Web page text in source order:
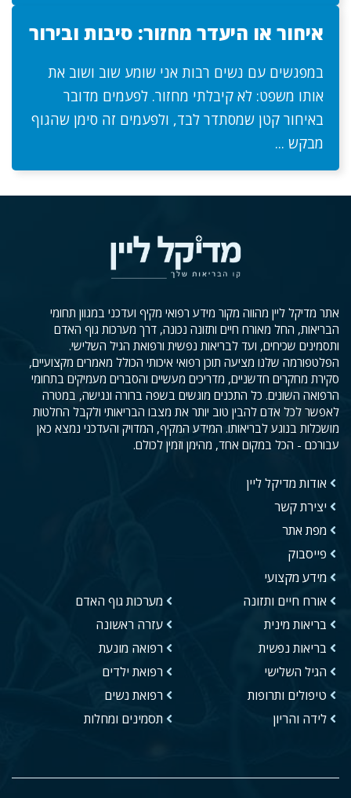
איחור או היעדר מחזור: סיבות ובירור
במפגשים עם נשים רבות אני שומע שוב ושוב את
אותו משפט: לא קיבלתי מחזור. לפעמים מדובר
באיחור קטן שמסתדר לבד, ולפעמים זה סימן שהגוף
מבקש ...
אתר מדיקל ליין מהווה מקור מידע רפואי מקיף ועדכני במגוון תחומי
הבריאות, החל מאורח חיים ותזונה נכונה, דרך מערכות גוף האדם
ותסמינים שכיחים, ועד לבריאות נפשית ורפואת הגיל השלישי.
הפלטפורמה שלנו מציעה תוכן רפואי איכותי הכולל מאמרים מקצועיים,
סקירת מחקרים חדשניים, מדריכים מעשיים והסברים מעמיקים בתחומי
הרפואה השונים. כל התכנים מוגשים בשפה ברורה ונגישה, במטרה
לאפשר לכל אדם להבין טוב יותר את מצבו הבריאותי ולקבל החלטות
מושכלות בנוגע לבריאותו. המידע המקיף, המדויק והעדכני נמצא כאן
עבורכם - הכל במקום אחד, מהימן וזמין לכולם.
אודות מדיקל ליין
יצירת קשר
מפת אתר
פייסבוק
מידע מקצועי
אורח חיים ותזונה
בריאות מינית
בריאות נפשית
הגיל השלישי
טיפולים ותרופות
לידה והריון
מערכות גוף האדם
עזרה ראשונה
רפואה מונעת
רפואת ילדים
רפואת נשים
תסמינים ומחלות